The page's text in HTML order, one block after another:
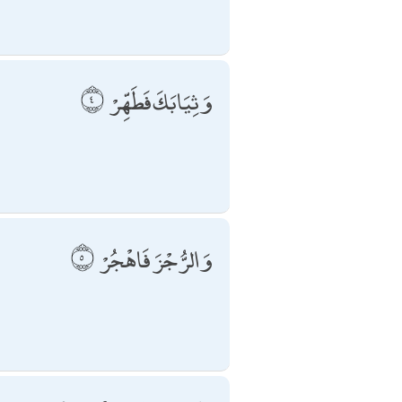
وَثِيَابَكَ فَطَهِّرْ
وَالرُّجْزَ فَاهْجُرْ